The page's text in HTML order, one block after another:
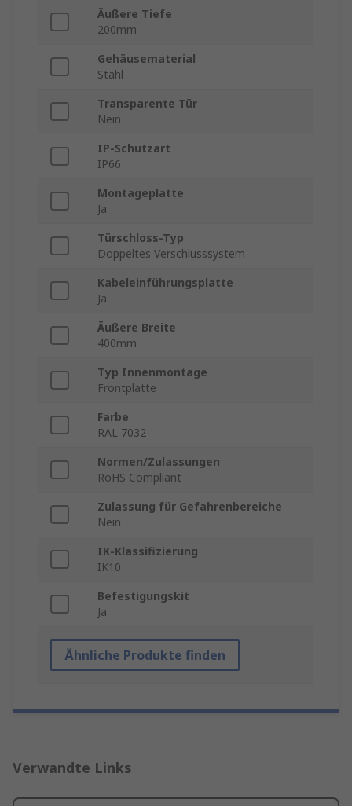
Äußere Tiefe
200mm
Gehäusematerial
Stahl
Transparente Tür
Nein
IP-Schutzart
IP66
Montageplatte
Ja
Türschloss-Typ
Doppeltes Verschlusssystem
Kabeleinführungsplatte
Ja
Äußere Breite
400mm
Typ Innenmontage
Frontplatte
Farbe
RAL 7032
Normen/Zulassungen
RoHS Compliant
Zulassung für Gefahrenbereiche
Nein
IK-Klassifizierung
IK10
Befestigungskit
Ja
Ähnliche Produkte finden
Verwandte Links